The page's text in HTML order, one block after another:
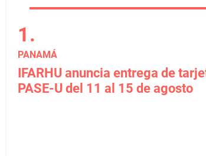
PANAMÁ
IFARHU anuncia entrega de
PASE-U del 11 al 15 de agosto